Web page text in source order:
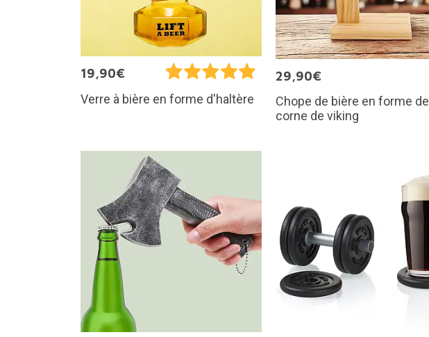
19,90€
Verre à bière en forme d'haltère
29,90€
Chope de bière en forme de
corne de viking